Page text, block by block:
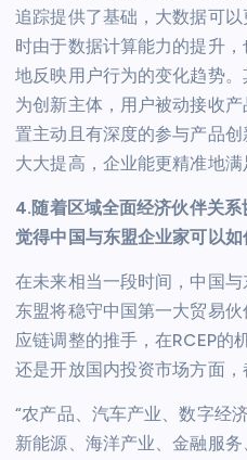
追踪提供了基础，大数据可
时由于数据计算能力的提升
地反映用户行为的变化趋势
为创新主体，用户被动接收
置主动且有深度的参与产品
大大提高，企业能更精准地满
4.随着区域全面经济伙伴关
觉得中国与东盟企业家可以
在未来相当一段时间，中国
东盟将稳守中国第一大贸易
应链调整的推手，在RCEP的
还是开放国内投资市场方面，
“农产品、汽车产业、数字经
新能源、海洋产业、金融服